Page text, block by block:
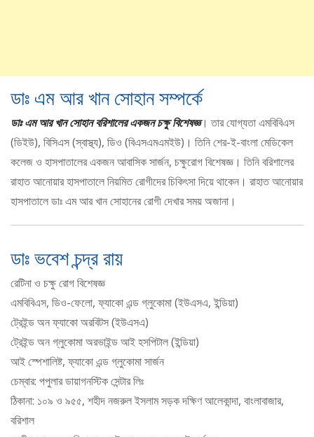
ডাঃ এম আর খান সোহান সম্পর্কে
ডাঃ এম আর খান সোহান বরিশালের একজন চক্ষু বিশেষজ্ঞ। তার যোগ্যতা এমবিবিএস
(ডিইউ), বিসিএস (স্বাস্থ্য), ডিও (বিএসএমএমইউ)। তিনি শের-ই-বাংলা মেডিকেল
কলেজ ও হাসপাতালের একজন আবাসিক সার্জন, চক্ষুরোগ বিশেষজ্ঞ। তিনি বরিশালের
রাহাত আনোয়ার হাসপাতালে নিয়মিত রোগীদের চিকিৎসা দিয়ে থাকেন। রাহাত আনোয়ার
হাসপাতালে ডাঃ এম আর খান সোহানের রোগী দেখার সময় অজানা।
ডাঃ ভবেশ চন্দ্র রায়
রেটিনা ও চক্ষু রোগ বিশেষজ্ঞ
এমবিবিএস, ডিও-ফেলো, ফ্যাকো এন্ড গ্লুকোমা (ইউএসএ, ইন্ডিয়া)
ট্রেইন্ড অন ফ্যাকো অরবিটস (ইউএসএ)
ট্রেইন্ড অন গ্লুকোমা অরভাইন্ড আই হসপিটাল (ইন্ডিয়া)
আই স্পেশালিষ্ট, ফ্যাকো এন্ড গ্লুকোমা সার্জন
চেম্বার: পপুলার ডায়াগনস্টিক সেন্টার লিঃ
ঠিকানা: ১০৯ ও ৯৫৫, শহীদ নজরুল ইসলাম সড়ক দক্ষিণ আলেকান্দা, বাংলাবাজার,
বরিশাল